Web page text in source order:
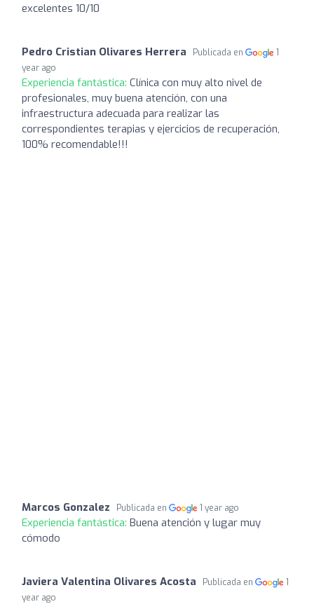
excelentes 10/10
Pedro Cristian Olivares Herrera Publicada en
1
year ago
Experiencia fantástica: Clínica con muy alto nivel de
profesionales, muy buena atención, con una
infraestructura adecuada para realizar las
correspondientes terapias y ejercicios de recuperación,
100% recomendable!!!
Marcos Gonzalez Publicada en 1 year ago
Experiencia fantástica: Buena atención y lugar muy
cómodo
Javiera Valentina Olivares Acosta Publicada en
1
year ago